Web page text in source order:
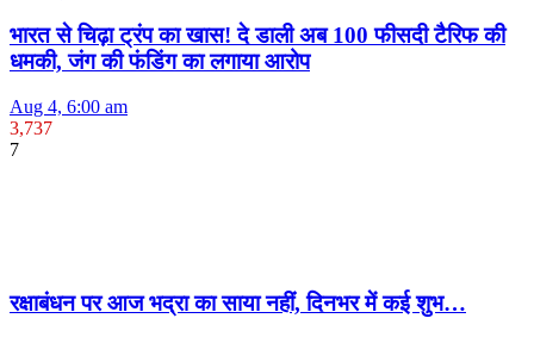
भारत से चिढ़ा ट्रंप का खास! दे डाली अब 100 फीसदी टैरिफ की
धमकी, जंग की फंडिंग का लगाया आरोप
Aug 4, 6:00 am
3,737
7
रक्षाबंधन पर आज भद्रा का साया नहीं, दिनभर में कई शुभ…